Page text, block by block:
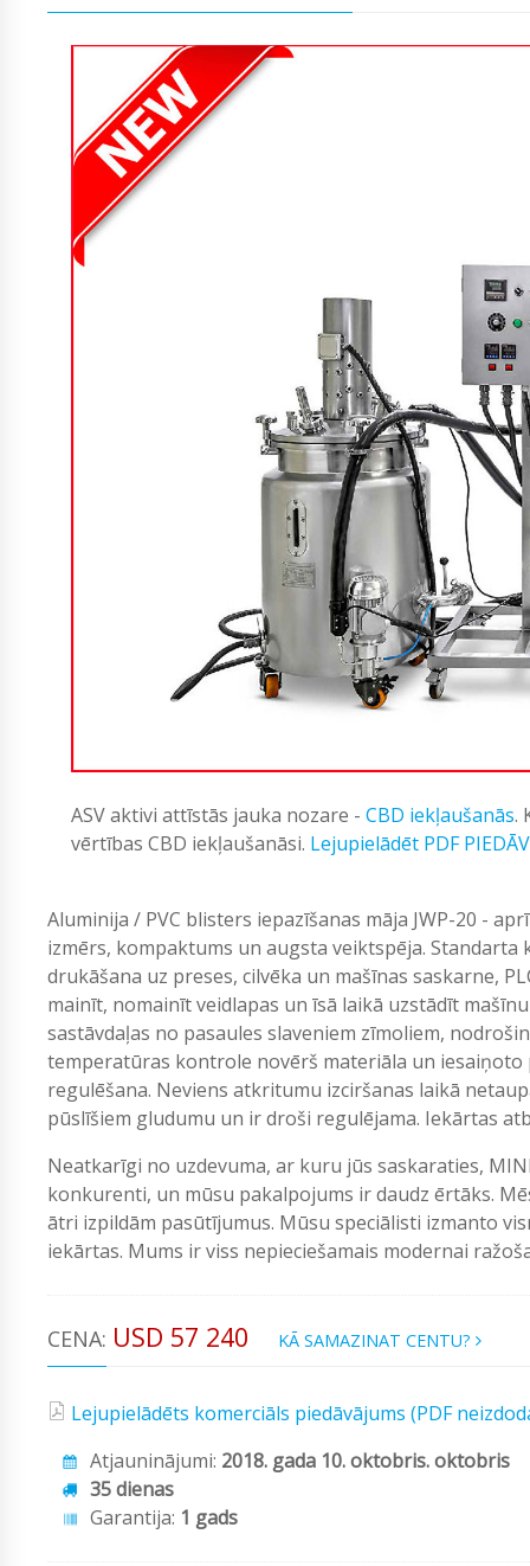
ASV aktivi attīstās jauka nozare - CBD iekļaušanās.
vērtības CBD iekļaušanāsi. Lejupielādēt PDF
Aluminija / PVC blisters iepazīšanas māja JWP-20 -
izmērs, kompaktums un augsta veiktspēja.
drukāšana uz preses, cilvēka un mašīnas saskarne,
mainīt, nomainīt veidlapas un īsā laikā uzstādīt
sastāvdaļas no pasaules slaveniem zīmoliem,
temperatūras kontrole novērš materiāla un iesaiņoto
regulēšana. Neviens atkritumu izciršanas laikā
pūslīšiem gludumu un ir droši regulējama. Iekārtas
Neatkarīgi no uzdevuma, ar kuru jūs saskaraties,
konkurenti, un mūsu pakalpojums ir daudz ērtāks.
ātri izpildām pasūtījumus. Mūsu speciālisti izmanto
iekārtas. Mums ir viss nepieciešamais modernai
CENA: USD 57 240 KĀ SAMAZINAT CENTU?
Lejupielādēts komerciāls piedāvājums (PDF
Atjauninājumi: 2018. gada 10. oktobris. oktobris
35 dienas
Garantija: 1 gads